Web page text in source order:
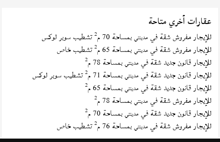
عقارات أخري متاحة
للإيجار مفروش شقة فيمدينتي بمساحة 70 م 2تشطيب سوبر لوكس
للإيجار مفروش شقة فيمدينتي بمساحة 65 م 2تشطيب خاص
للإيجار قانون جديد شقة فيمدينتي بمساحة 78 م 2
للإيجار قانون جديد شقة فيمدينتي بمساحة 71 م 2تشطيب سوبر لوكس
للإيجار قانون جديد شقة فيمدينتي بمساحة 65 م 2
للإيجار مفروش شقة فيمدينتي بمساحة 78 م 2
للإيجار قانون جديد شقة فيمدينتي بمساحة 70 م 2
للإيجار مفروش شقة فيمدينتي بمساحة 76 م 2تشطيب خاص